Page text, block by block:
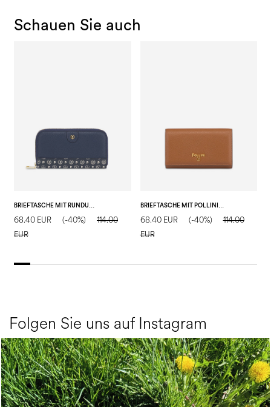
Schauen Sie auch
BRIEFTASCHE MIT RUNDUM-REISSVERSCHLUSS
68.40 EUR (-40%)
114.00
EUR
BRIEFTASCHE MIT POLLINI-SCHRIFTZUG
68.40 EUR (-40%)
114.00
EUR
Folgen Sie uns auf Instagram